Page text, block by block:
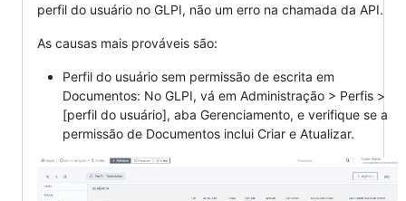
perfil do usuário no GLPI, não um erro na chamada da API.
As causas mais prováveis são:
Perfil do usuário sem permissão de escrita em
Documentos: No GLPI, vá em Administração > Perfis >
[perfil do usuário], aba Gerenciamento, e verifique se a
permissão de Documentos inclui Criar e Atualizar.